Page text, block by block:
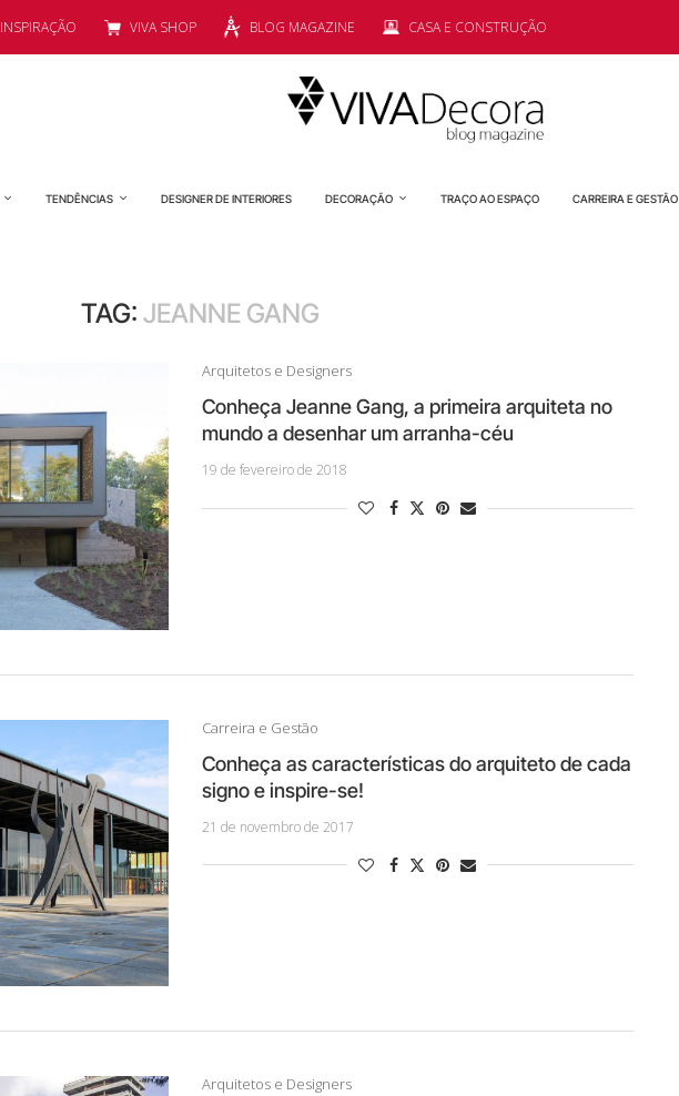
INSPIRAÇÃO VIVA SHOP BLOG MAGAZINE CASA E CONSTRUÇÃO
TENDÊNCIAS DESIGNER DE INTERIORES DECORAÇÃO TRAÇO AO ESPAÇO CARREIRA E GESTÃO
TAG:JEANNE GANG
Arquitetos e Designers
Conheça Jeanne Gang, a primeira arquiteta no
mundo a desenhar um arranha-céu
19 de fevereiro de 2018
Carreira e Gestão
Conheça as características do arquiteto de cada
signo e inspire-se!
21 de novembro de 2017
Arquitetos e Designers